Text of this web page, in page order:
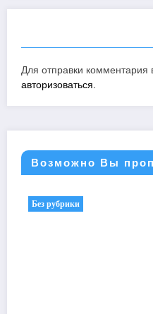
Для отправки
авторизоваться.
Возможно Вы
Без рубрики